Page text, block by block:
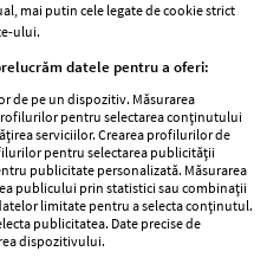
femei
Viva
Avantaje
Retete practice
nr. 821/25.09.2025.
mai putin cele legate de cookie strict
ului.
datele pentru a oferi:
de pe un dispozitiv. Măsurarea
pentru selectarea conținutului
serviciilor. Crearea profilurilor de
pentru selectarea publicității
publicitate personalizată. Măsurarea
publicului prin statistici sau combinații
limitate pentru a selecta conținutul.
publicitatea. Date precise de
dispozitivului.